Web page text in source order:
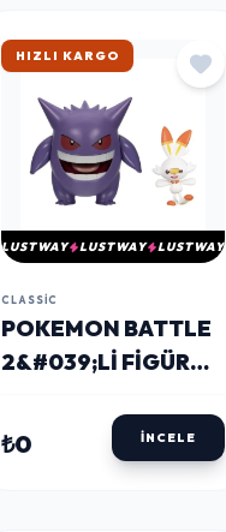
HIZLI KARGO
LUSTWAY LUSTWAY LUSTWAY
CLASSIC
POKEMON BATTLE
2&#039;LI FIGÜR
SCORBUNNY
₺0 İNCELE